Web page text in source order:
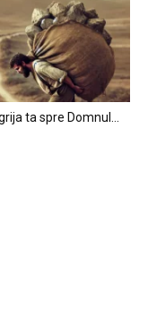
ta spre Domnul…